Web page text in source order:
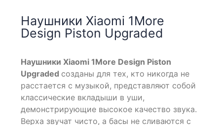
Наушники Xiaomi 1More
Design Piston Upgraded
Наушники Xiaomi 1More Design Piston
Upgraded созданы для тех, кто никогда не
расстается с музыкой, представляют собой
классические вкладыши в уши,
демонстрирующие высокое качество звука.
Верха звучат чисто, а басы не сливаются с